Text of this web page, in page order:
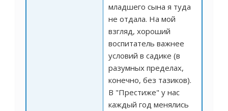
младшего сына я туда
не отдала. На мой
взгляд, хороший
воспитатель важнее
условий в садике (в
разумных пределах,
конечно, без тазиков).
В "Престиже" у нас
каждый год менялись